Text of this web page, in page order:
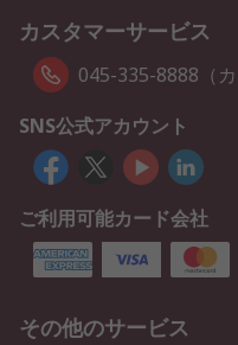
カスタマーサービス
045-335-8888（
SNS公式アカウント
ご利用可能カード会社
その他のサービス